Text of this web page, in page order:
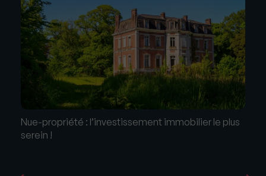
Nue-propriété : l’investissement immobilier le plus
serein !